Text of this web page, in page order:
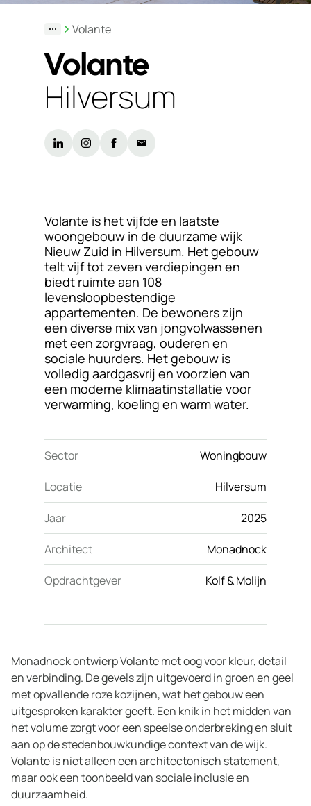
Duurzaamheid
Werken
Nieuws
Contact
Volante
Volante
Hilversum
Volante is het vijfde en laatste
woongebouw in de duurzame wijk
Nieuw Zuid in Hilversum. Het gebouw
telt vijf tot zeven verdiepingen en
biedt ruimte aan 108
levensloopbestendige
appartementen. De bewoners zijn
een diverse mix van jongvolwassenen
met een zorgvraag, ouderen en
sociale huurders. Het gebouw is
volledig aardgasvrij en voorzien van
een moderne klimaatinstallatie voor
verwarming, koeling en warm water.
Sector Woningbouw
Locatie Hilversum
Jaar 2025
Architect Monadnock
Opdrachtgever Kolf & Molijn
Monadnock ontwierp Volante met oog voor kleur, detail
en verbinding. De gevels zijn uitgevoerd in groen en geel
met opvallende roze kozijnen, wat het gebouw een
uitgesproken karakter geeft. Een knik in het midden van
het volume zorgt voor een speelse onderbreking en sluit
aan op de stedenbouwkundige context van de wijk.
Volante is niet alleen een architectonisch statement,
maar ook een toonbeeld van sociale inclusie en
duurzaamheid.